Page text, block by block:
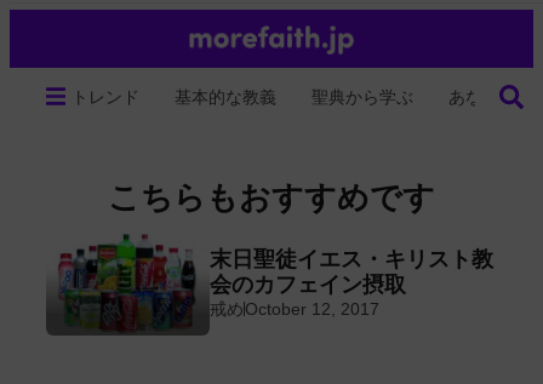
トレンド 基本的な教義 聖典から学ぶ あなたの生
こちらもおすすめです
末日聖徒イエス・キリスト教
会のカフェイン摂取
戒めOctober 12, 2017